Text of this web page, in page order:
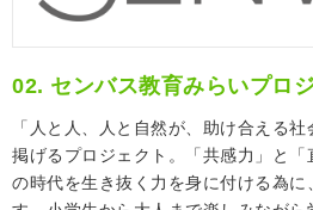
02. センバス教育みらいプロ
「人と人、人と自然が、助け合える
掲げるプロジェクト。「共感力」と「
の時代を生き抜く力を身に付ける為に